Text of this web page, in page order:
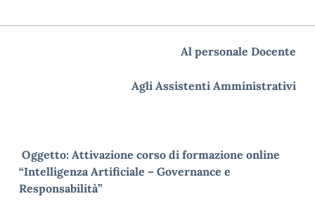
Al personale Docente
Agli Assistenti Amministrativi
Oggetto: Attivazione corso di formazione online
“Intelligenza Artificiale – Governance e
Responsabilità”